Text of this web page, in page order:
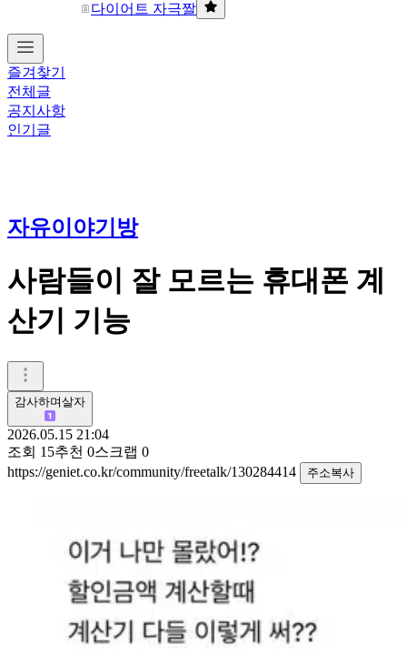
다이어트 자극짤
즐겨찾기
전체글
공지사항
인기글
자유이야기방
사람들이 잘 모르는 휴대폰 계
산기 기능
감사하며살자
2026.05.15 21:04
조회 15추천 0스크랩 0
https://geniet.co.kr/community/freetalk/130284414
주소복사